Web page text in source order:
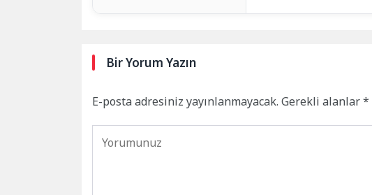
Bir Yorum Yazın
E-posta adresiniz yayınlanmayacak. Gerekli alanlar*